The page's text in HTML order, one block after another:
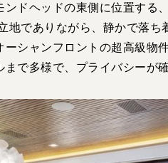
ドヘッドの東側に位置する
地でありながら、静かで落
シャンフロントの超高級物
で多様で、プライバシーが